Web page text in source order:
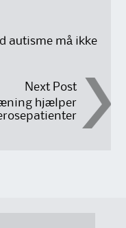
autisme må ikke
Next Post
hjælper